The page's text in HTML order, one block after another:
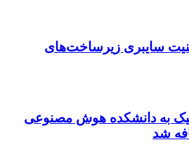
سایبری زیرساخت‌های
به دانشکده هوش مصنوعی
شد